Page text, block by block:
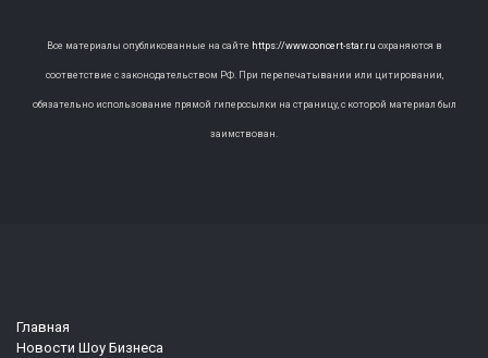
Все материалы опубликованные на сайте https://www.concert-star.ru охраняются в
соответствие с законодательством РФ. При перепечатывании или цитировании,
обязательно использование прямой гиперссылки на страницу, с которой материал был
заимствован.
Главная
Новости Шоу Бизнеса